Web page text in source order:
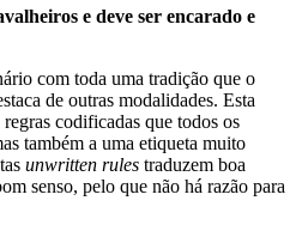
e deve ser encarado e
com toda uma tradição que o
de outras modalidades. Esta
codificadas que todos os
também a uma etiqueta muito
unwritten rules traduzem boa
senso, pelo que não há razão para